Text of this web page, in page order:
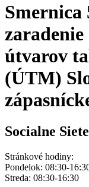
Smernica
útvarov
(ÚTM)
Socialne Siete
Stránkové hodiny:
Pondelok: 08:30-
Streda: 08:30-16:30